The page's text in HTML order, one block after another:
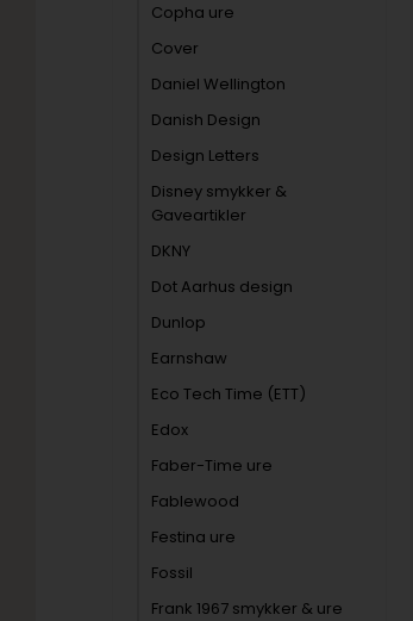
Copha ure
Cover
Daniel Wellington
Danish Design
Design Letters
Disney smykker &
Gaveartikler
DKNY
Dot Aarhus design
Dunlop
Earnshaw
Eco Tech Time (ETT)
Edox
Faber-Time ure
Fablewood
Festina ure
Fossil
Frank 1967 smykker & ure